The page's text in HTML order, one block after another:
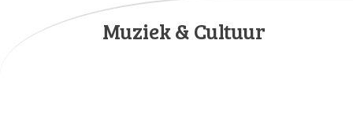
Muziek & Cultuur